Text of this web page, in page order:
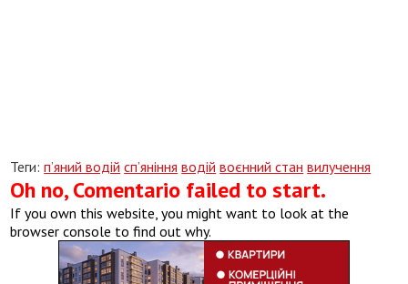
Теги:п’яний водій сп’яніння водій воєнний стан вилучення
Oh no, Comentario failed to start.
If you own this website, you might want to look at the
browser console to find out why.